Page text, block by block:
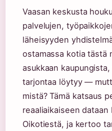
Vaasan keskusta
palvelujen,
läheisyyden
ostamassa kotia tästä
asukkaan
tarjontaa löytyy —
mistä? Tämä katsaus
reaaliaikaiseen dataan
Oikotiestä, ja kertoo